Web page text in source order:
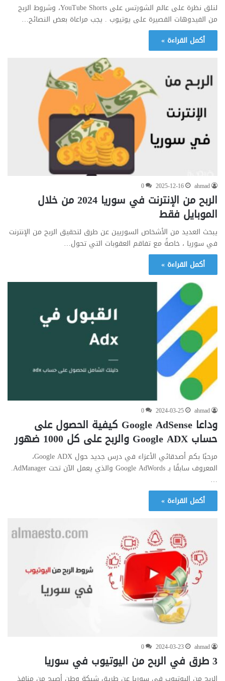
لنلق نظرة على عالم الشورتس على YouTube Shorts، وشروط الربح
من الفيدوهات القصيرة على يوتيوب . يجب مراعاة بعض النصائح…
أكمل القراءة »
ahmad
2025-12-16
0
الربح من الإنترنت في سوريا 2024 من خلال
الموبايل فقط
يبحث العديد من الأشخاص السوريين عن طرق لتحقيق الربح من الإنترنت
في سوريا ، خاصةً مع تفاقم العقوبات التي تحول…
أكمل القراءة »
ahmad
2024-03-25
0
وداعا Google AdSense كيفية الحصول على
حساب Google ADX والربح على كل 1000 ضهور
مرحبًا بكم أصدقائي الأعزاء في درس جديد حول Google ADX،
المعروف سابقًا بـ Google AdWords والذي يعمل الآن تحت AdManager.
…
أكمل القراءة »
ahmad
2024-03-23
0
3 طرق في الربح من اليوتيوب في سوريا